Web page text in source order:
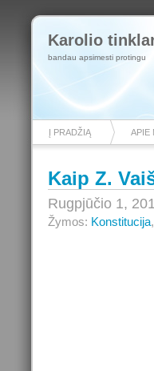
Karolio
bandau apsimesti protingu
Į PRADŽIĄ APIE
Kaip Z.
Rugpjūčio 1,
Žymos: Konstitucija,